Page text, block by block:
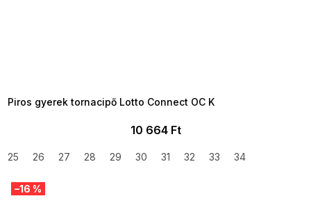
Piros gyerek tornacipő Lotto Connect OC K
10 664 Ft
25 26 27 28 29 30 31 32 33 34
–16 %